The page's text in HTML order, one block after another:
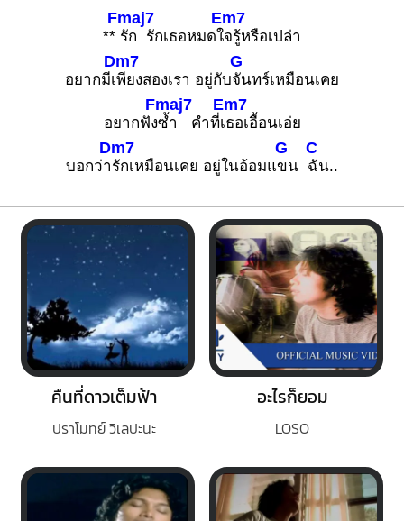
**
Fmaj7
รัก รักเธอหมดใ
Em7
จรู้หรือเปล่า
อยากมีเ
Dm7
พียงสองเรา อยู่กับ
G
จันทร์เหมือนเคย
อยากฟัง
Fmaj7
ซ้ำ คำที่เ
Em7
ธอเอื้อนเอ่ย
บอกว่า
Dm7
รักเหมือนเคย อยู่ในอ้อมแ
G
ขน
C
ฉัน..
คืนที่ดาวเต็มฟ้า
ปราโมทย์ วิเลปะนะ
อะไรก็ยอม
LOSO